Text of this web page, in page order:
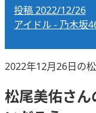
投稿 2022/12/26
アイドル - 乃木坂
2022年12月26日の
松尾美佑さ